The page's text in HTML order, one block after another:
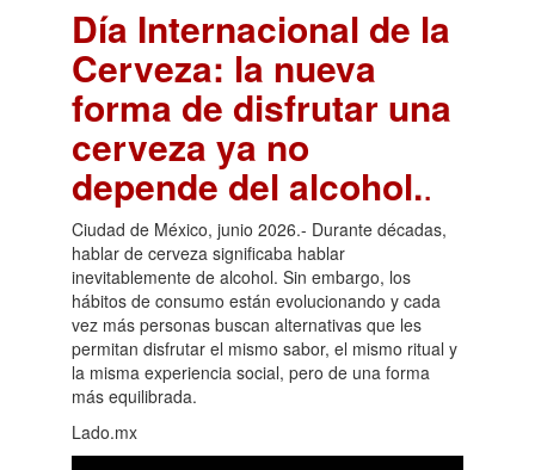
Día Internacional de la
Cerveza: la nueva
forma de disfrutar una
cerveza ya no
depende del alcohol..
Ciudad de México, junio 2026.- Durante décadas,
hablar de cerveza significaba hablar
inevitablemente de alcohol. Sin embargo, los
hábitos de consumo están evolucionando y cada
vez más personas buscan alternativas que les
permitan disfrutar el mismo sabor, el mismo ritual y
la misma experiencia social, pero de una forma
más equilibrada.
Lado.mx